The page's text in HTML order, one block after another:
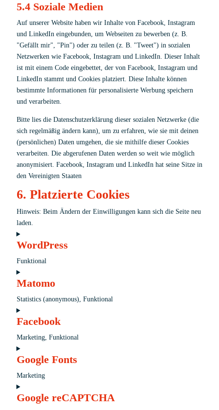
5.4 Soziale Medien
Auf unserer Website haben wir Inhalte von Facebook, Instagram
und LinkedIn eingebunden, um Webseiten zu bewerben (z. B.
"Gefällt mir", "Pin") oder zu teilen (z. B. "Tweet") in sozialen
Netzwerken wie Facebook, Instagram und LinkedIn. Dieser Inhalt
ist mit einem Code eingebettet, der von Facebook, Instagram und
LinkedIn stammt und Cookies platziert. Diese Inhalte können
bestimmte Informationen für personalisierte Werbung speichern
und verarbeiten.
Bitte lies die Datenschutzerklärung dieser sozialen Netzwerke (die
sich regelmäßig ändern kann), um zu erfahren, wie sie mit deinen
(persönlichen) Daten umgehen, die sie mithilfe dieser Cookies
verarbeiten. Die abgerufenen Daten werden so weit wie möglich
anonymisiert. Facebook, Instagram und LinkedIn hat seine Sitze in
den Vereinigten Staaten
6. Platzierte Cookies
Hinweis: Beim Ändern der Einwilligungen kann sich die Seite neu
laden.
WordPress
Funktional
Einwilligung
für
Matomo
Statistics (anonymous), Funktional
Einwilligung
für
Facebook
Marketing, Funktional
Einwilligung
für
Google Fonts
Marketing
Einwilligung
für
Google reCAPTCHA